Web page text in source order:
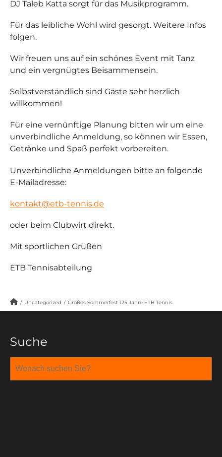
DJ Taleb Katta sorgt für das Musikprogramm.
Für das leibliche Wohl wird gesorgt. Weitere Infos
folgen.
Wir freuen uns auf ein schönes Event mit Tanz
und ein vergnügtes Beisammensein.
Selbstverständlich sind Gäste sehr herzlich
willkommen!
Für eine vernünftige Planung bitten wir um eine
unverbindliche Anmeldung, so können wir Essen,
Getränke und Spaß perfekt vorbereiten.
Unverbindliche Anmeldungen bitte an folgende
E-Mailadresse:
kontakt@etb-tennis.de
oder beim Clubwirt direkt.
Mit sportlichen Grüßen
ETB Tennisabteilung
/ Uncategorized / Großes Sommerfest 125 Jahre ETB Tennis
Suche